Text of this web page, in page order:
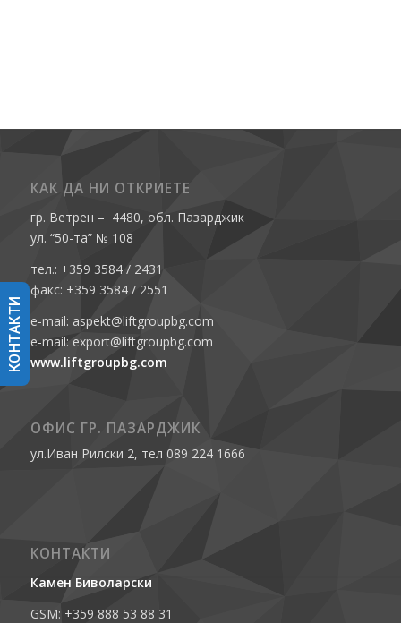
КАК ДА НИ ОТКРИЕТЕ
гр. Ветрен – 4480, обл. Пазарджик
ул. “50-та” № 108
тел.: +359 3584 / 2431
факс: +359 3584 / 2551
e-mail: aspekt@liftgroupbg.com
e-mail: export@liftgroupbg.com
www.liftgroupbg.com
ОФИС ГР. ПАЗАРДЖИК
ул.Иван Рилски 2, тел 089 224 1666
КОНТАКТИ
Камен Биволарски
GSM: +359 888 53 88 31
КОНТАКТИ